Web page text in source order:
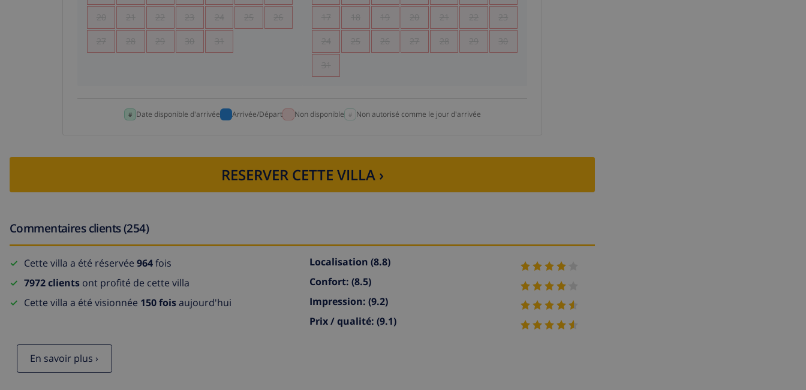
20 21 22 23 24 25 26
27 28 29 30 31
17 18 19 20 21 22 23
24 25 26 27 28 29 30
31
Date disponible d'arrivée Arrivée/Départ Non disponible Non autorisé comme le jour d'arrivée
RESERVER CETTE VILLA ›
Commentaires clients (254)
Cette villa a été réservée 964fois
7972 clients ont profité de cette villa
Cette villa a été visionnée 150 foisaujourd'hui
Localisation (8.8)
Confort: (8.5)
Impression: (9.2)
Prix / qualité: (9.1)
En savoir plus ›